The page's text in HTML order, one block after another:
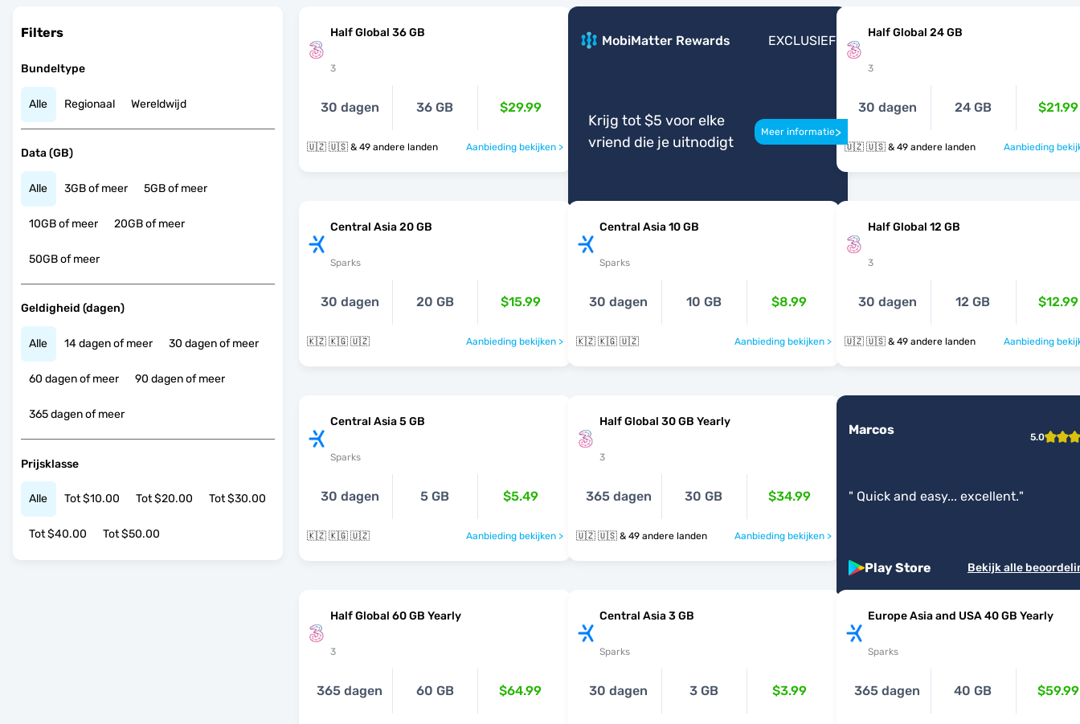
Filters
Bundeltype
Alle Regionaal Wereldwijd
Data (GB)
Alle 3GB of meer 5GB of meer
10GB of meer 20GB of meer
50GB of meer
Geldigheid (dagen)
Alle 14 dagen of meer 30 dagen of meer
60 dagen of meer 90 dagen of meer
365 dagen of meer
Prijsklasse
Alle Tot $10.00 Tot $20.00 Tot $30.00
Tot $40.00 Tot $50.00
Half Global 36 GB
3
30 dagen 36 GB $29.99
🇺🇿 🇺🇸 & 49 andere landen Aanbieding bekijken >
MobiMatter Rewards EXCLUSIEF
Krijg tot $5 voor elke
vriend die je uitnodigt
Meer informatie>
Half Global 24 GB
3
30 dagen 24 GB $21.99
🇺🇿 🇺🇸 & 49 andere landen Aanbieding
Central Asia 20 GB
Sparks
30 dagen 20 GB $15.99
🇰🇿 🇰🇬 🇺🇿 Aanbieding bekijken >
Central Asia 10 GB
Sparks
30 dagen 10 GB $8.99
🇰🇿 🇰🇬 🇺🇿 Aanbieding bekijken >
Half Global 12 GB
3
30 dagen 12 GB $12.99
🇺🇿 🇺🇸 & 49 andere landen Aanbieding
Central Asia 5 GB
Sparks
30 dagen 5 GB $5.49
🇰🇿 🇰🇬 🇺🇿 Aanbieding bekijken >
Half Global 30 GB Yearly
3
365 dagen 30 GB $34.99
🇺🇿 🇺🇸 & 49 andere landen Aanbieding bekijken >
Marcos 5.0
" Quick and easy... excellent."
Play Store Bekijk alle
Half Global 60 GB Yearly
3
365 dagen 60 GB $64.99
Central Asia 3 GB
Sparks
30 dagen 3 GB $3.99
Europe Asia and USA 40 GB Yearly
Sparks
365 dagen 40 GB $59.99